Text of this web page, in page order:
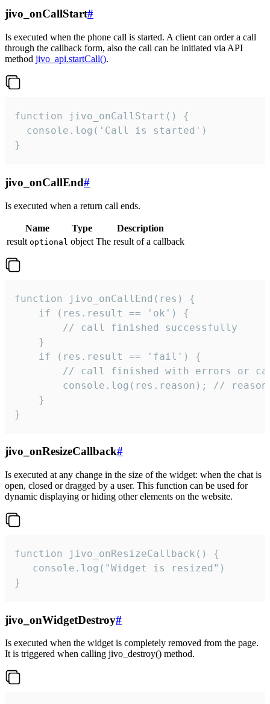
jivo_onCallStart#
Is executed when the phone call is started. A client can order a call
through the callback form, also the call can be initiated via API
method jivo_api.startCall().
function jivo_onCallStart() {
  console.log('Call is started')
}
jivo_onCallEnd#
Is executed when a return call ends.
Name Type
Description
result optional object The result of a callback
function jivo_onCallEnd(res) {
    if (res.result == 'ok') {
        // call finished successfully
    }
    if (res.result == 'fail') {
// call finished with errors or
console.log(res.reason); //
    }
}
jivo_onResizeCallback#
Is executed at any change in the size of the widget: when the chat is
open, closed or dragged by a user. This function can be used for
dynamic displaying or hiding other elements on the website.
function jivo_onResizeCallback() {
   console.log("Widget is resized")
}
jivo_onWidgetDestroy#
Is executed when the widget is completely removed from the page.
It is triggered when calling jivo_destroy() method.